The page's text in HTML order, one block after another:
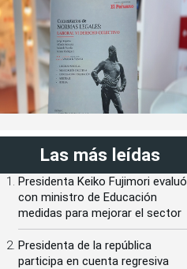
Las más leídas
Presidenta Keiko Fujimori evaluó
con ministro de Educación
medidas para mejorar el sector
Presidenta de la república
participa en cuenta regresiva